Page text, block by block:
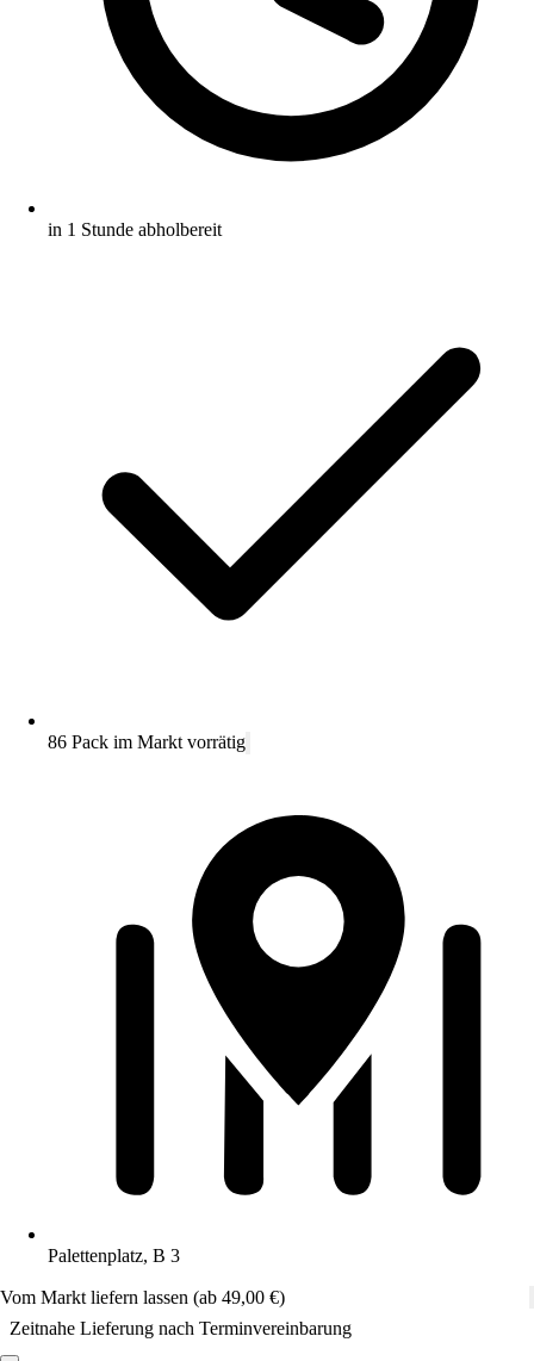
in 1 Stunde abholbereit
86 Pack im Markt vorrätig
Palettenplatz, B 3
Vom Markt liefern lassen (ab 49,00 €)
Zeitnahe Lieferung nach Terminvereinbarung